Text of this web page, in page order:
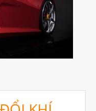
Mười Một 2024
Chín 2024
Sáu 2024
Tư 2024